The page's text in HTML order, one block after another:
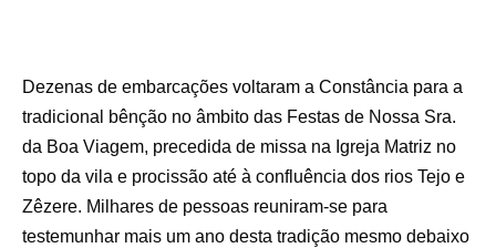
Dezenas de embarcações voltaram a Constância para a
tradicional bênção no âmbito das Festas de Nossa Sra.
da Boa Viagem, precedida de missa na Igreja Matriz no
topo da vila e procissão até à confluência dos rios Tejo e
Zêzere. Milhares de pessoas reuniram-se para
testemunhar mais um ano desta tradição mesmo debaixo